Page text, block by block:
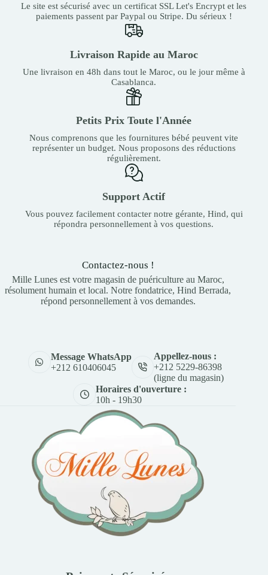
Le site est sécurisé avec un certificat SSL Let's Encrypt et les
paiements passent par Paypal ou Stripe. Du sérieux !
Livraison Rapide au Maroc
Une livraison en 48h dans tout le Maroc, ou le jour même à
Casablanca.
Petits Prix Toute l'Année
Nous comprenons que les fournitures bébé peuvent vite
représenter un budget. Nous proposons des réductions
régulièrement.
Support Actif
Vous pouvez facilement contacter notre gérante, Hind, qui
répondra personnellement à vos questions.
Contactez-nous !
Mille Lunes est votre magasin de puériculture au Maroc,
résolument humain et local. Notre fondatrice, Hind Berrada,
répond personnellement à vos demandes.
Message WhatsApp
+212 610406045
Appellez-nous :
+212 5229-86398
(ligne du magasin)
Horaires d'ouverture :
10h - 19h30